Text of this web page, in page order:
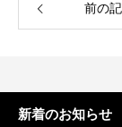
前の
新着のお知らせ